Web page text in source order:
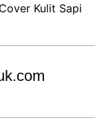
Kulit Sapi